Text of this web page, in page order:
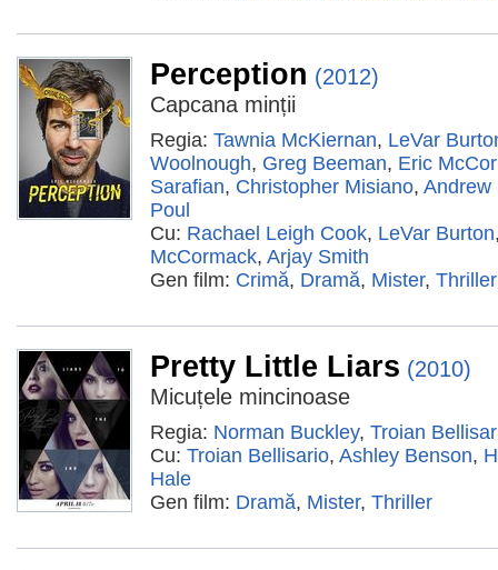
Perception (2012)
Capcana minții
Regia: Tawnia McKiernan, LeVar
Woolnough, Greg Beeman, Eric
Sarafian, Christopher Misiano, Andrew
Poul
Cu: Rachael Leigh Cook, LeVar Burton
McCormack, Arjay Smith
Gen film: Crimă, Dramă, Mister, Thriller
Pretty Little Liars (2010)
Micuțele mincinoase
Regia: Norman Buckley, Troian
Cu: Troian Bellisario, Ashley Benson,
Hale
Gen film: Dramă, Mister, Thriller